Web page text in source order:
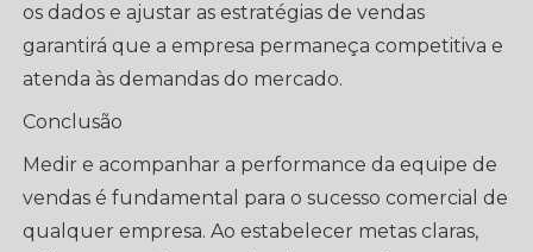
os dados e ajustar as estratégias de vendas
garantirá que a empresa permaneça competitiva e
atenda às demandas do mercado.
Conclusão
Medir e acompanhar a performance da equipe de
vendas é fundamental para o sucesso comercial de
qualquer empresa. Ao estabelecer metas claras,